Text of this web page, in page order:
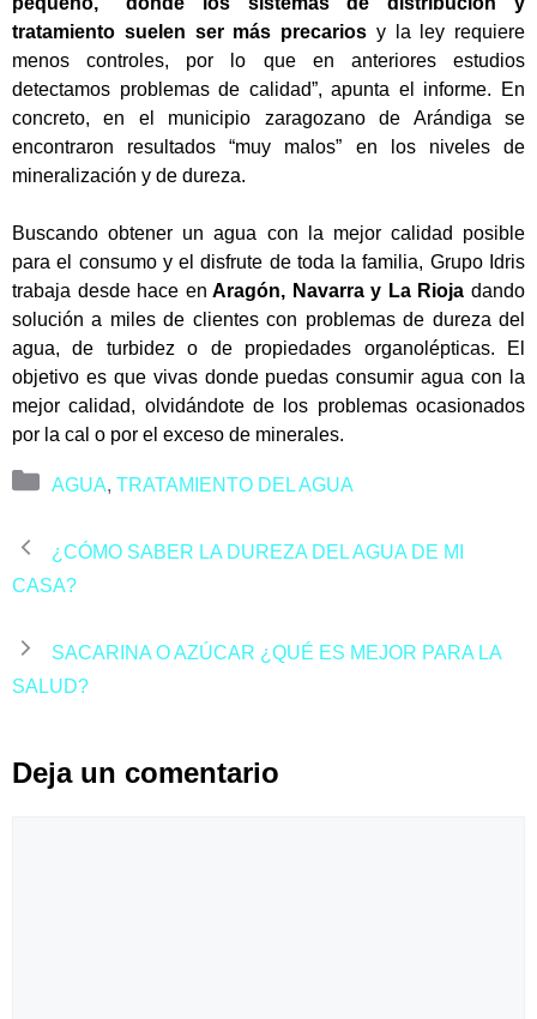
tratamiento suelen ser más precarios y la ley requiere
menos controles, por lo que en anteriores estudios
detectamos problemas de calidad”, apunta el informe. En
concreto, en el municipio zaragozano de Arándiga se
encontraron resultados “muy malos” en los niveles de
mineralización y de dureza.
Buscando obtener un agua con la mejor calidad posible
para el consumo y el disfrute de toda la familia, Grupo Idris
trabaja desde hace en Aragón, Navarra y La Rioja dando
solución a miles de clientes con problemas de dureza del
agua, de turbidez o de propiedades organolépticas. El
objetivo es que vivas donde puedas consumir agua con la
mejor calidad, olvidándote de los problemas ocasionados
por la cal o por el exceso de minerales.
Categorías
AGUA, TRATAMIENTO DEL AGUA
¿CÓMO SABER LA DUREZA DEL AGUA DE MI
CASA?
SACARINA O AZÚCAR ¿QUÉ ES MEJOR PARA LA
SALUD?
Deja un comentario